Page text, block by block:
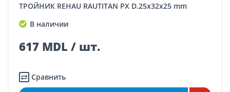
ТРОЙНИК REHAU RAUTITAN PX D.25x32x25 mm
В наличии
617 MDL / шт.
Сравнить